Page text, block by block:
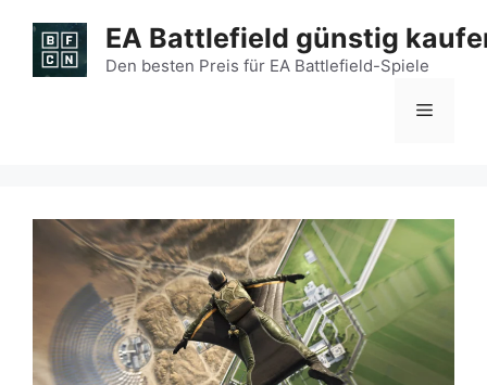
Inhalt
springen
EA Battlefield günstig
Den besten Preis für EA Battlefield-Spiele
Menü